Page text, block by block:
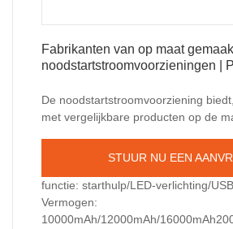
Fabrikanten van op maat
noodstartstroomvoorzieningen |
De noodstartstroomvoorziening
met vergelijkbare producten op de
prestaties, kwaliteit, uiterlijk, enz. en
gebreken van eerdere producten
verbetert deze continu. De
noodstartstroomvoorziening kunnen
automodellen
constant, SOS, stroboscoop en
USB-poort voor snel opladen: 2 USB-
oplaadpoorten, het apparaat is
STUUR NU EEN
functie: starthulp/LED-verlichting/
Vermogen:
10000mAh/12000mAh/